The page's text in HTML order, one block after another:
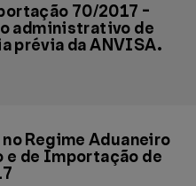
70/2017 -
administrativo de
prévia da ANVISA.
Regime Aduaneiro
e de Importação de